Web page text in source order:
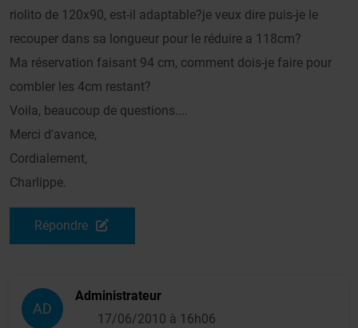
riolito de 120x90, est-il adaptable?je veux dire puis-je le
recouper dans sa longueur pour le réduire a 118cm?
Ma réservation faisant 94 cm, comment dois-je faire pour
combler les 4cm restant?
Voila, beaucoup de questions....
Merci d'avance,
Cordialement,
Charlippe.
Répondre
AD
Administrateur
17/06/2010 à 16h06